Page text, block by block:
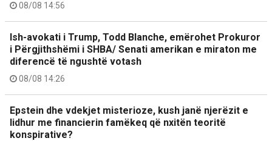
08/08 14:56
Ish-avokati i Trump, Todd Blanche, emërohet Prokuror
i Përgjithshëmi i SHBA/ Senati amerikan e miraton me
diferencë të ngushtë votash
08/08 14:26
Epstein dhe vdekjet misterioze, kush janë njerëzit e
lidhur me financierin famëkeq që nxitën teoritë
konspirative?